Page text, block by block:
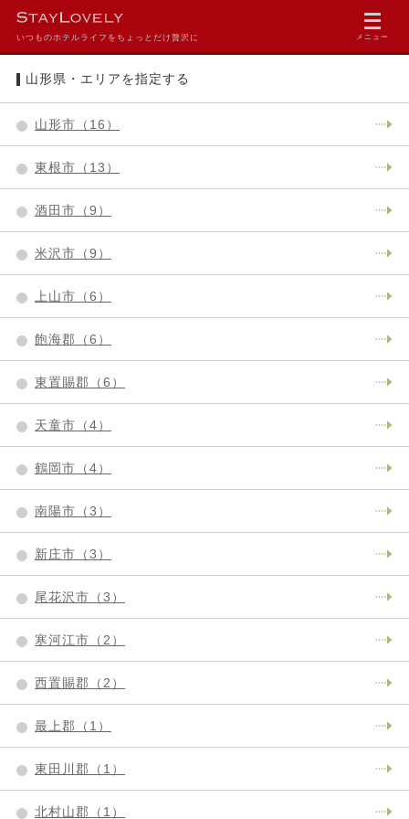
いつものホテルライフをちょっとだけ贅沢に メニュー
山形県・エリアを指定する
山形市（16）
東根市（13）
酒田市（9）
米沢市（9）
上山市（6）
飽海郡（6）
東置賜郡（6）
天童市（4）
鶴岡市（4）
南陽市（3）
新庄市（3）
尾花沢市（3）
寒河江市（2）
西置賜郡（2）
最上郡（1）
東田川郡（1）
北村山郡（1）